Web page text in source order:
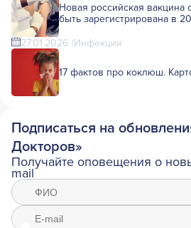
Новая российская вакцина
быть зарегистрирована в
27.01.2026 Инфекции
17 фактов про коклюш.
Подписаться на
Докторов»
Получайте оповещения о
mail